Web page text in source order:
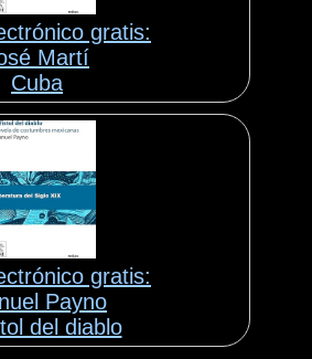
gratis:
Martí
Cuba
gratis:
Payno
del diablo